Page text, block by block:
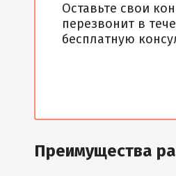
Оставьте свои
перезвонит в
бесплатную
Преимущества